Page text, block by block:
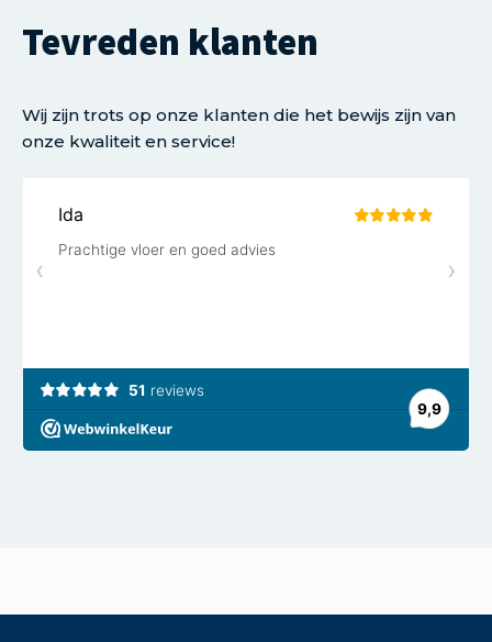
Tevreden klanten
Wij zijn trots op onze klanten die het bewijs zijn van
onze kwaliteit en service!